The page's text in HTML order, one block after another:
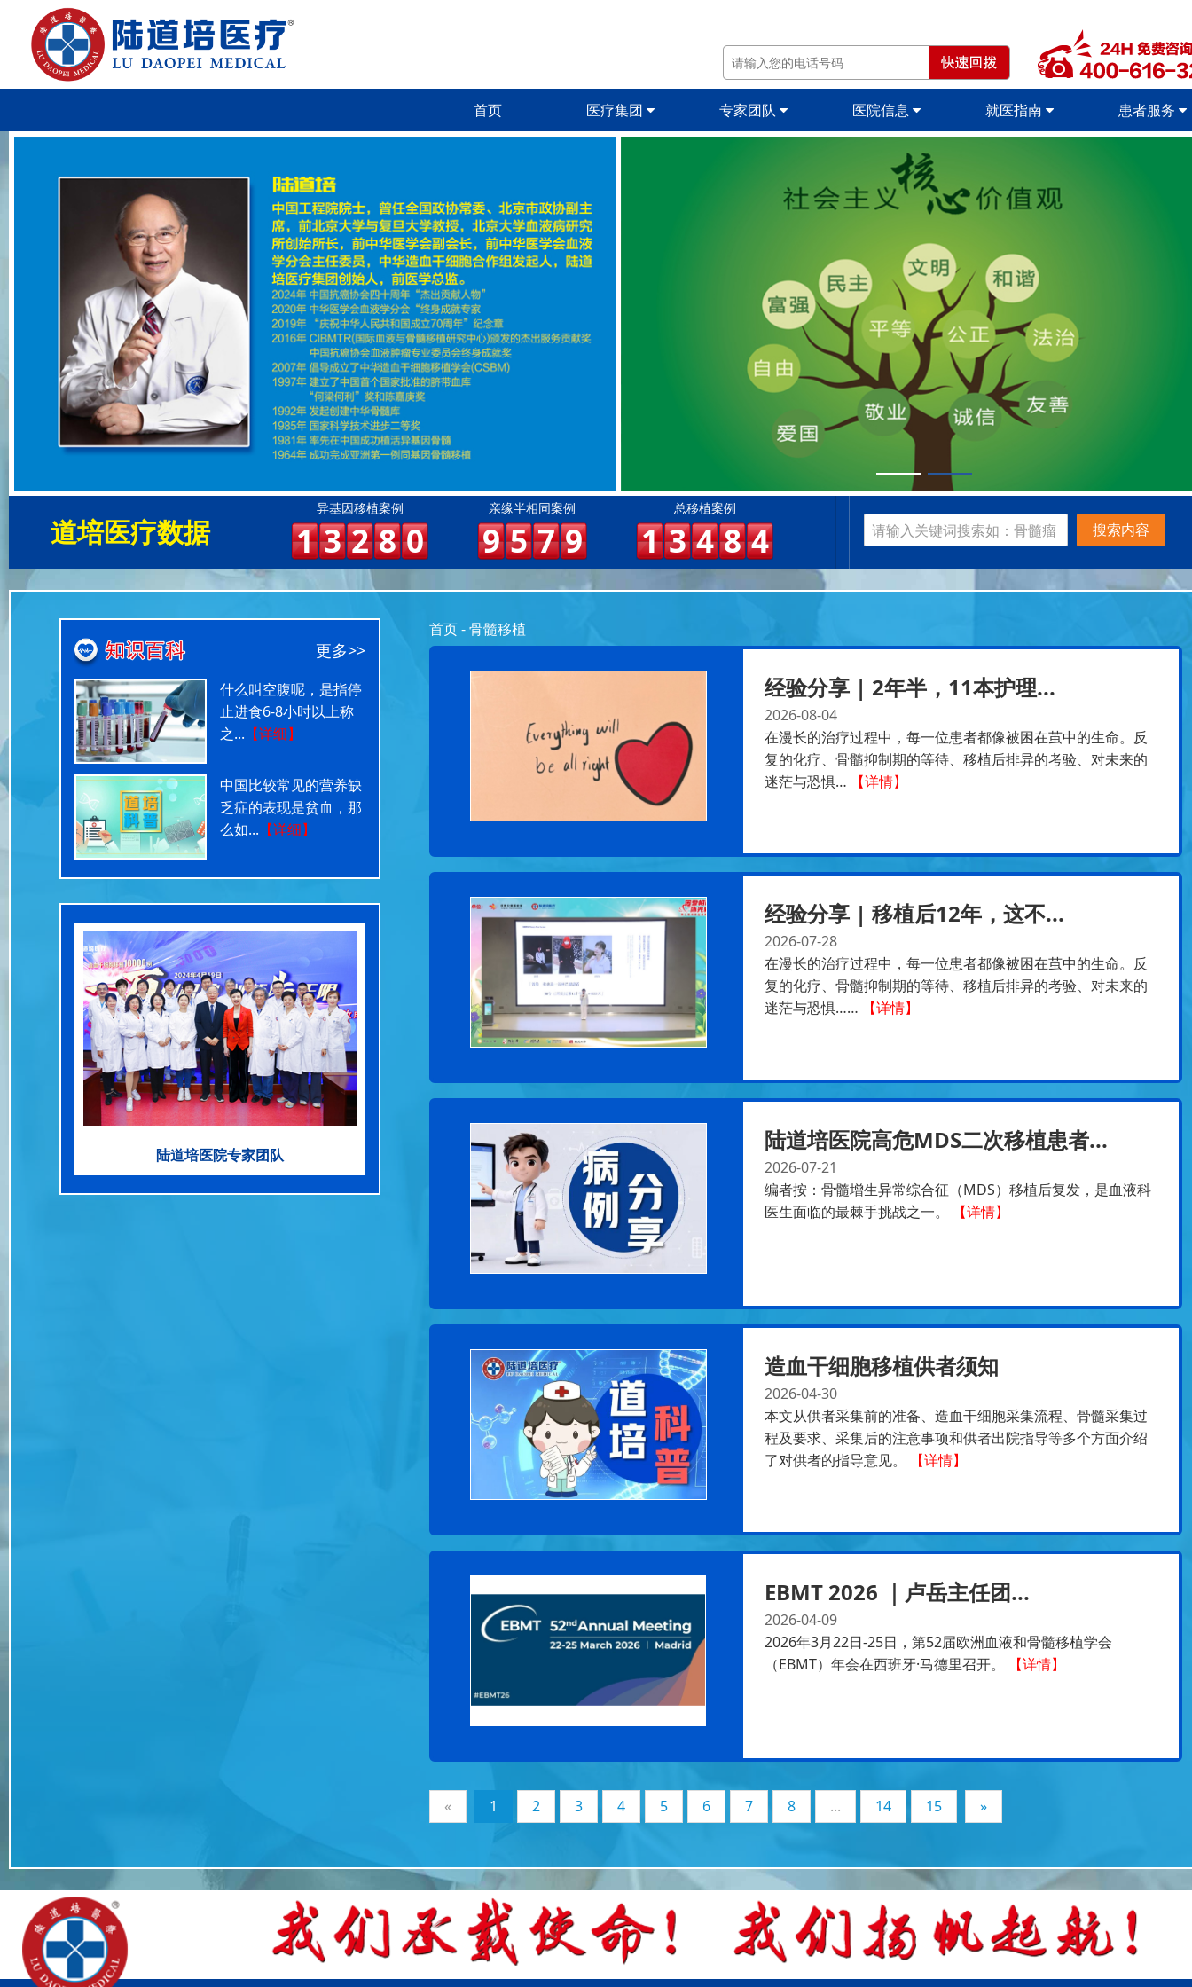
首页 医疗集团 专家团队 医院信息 就医指南 患者服务
道培医疗数据
异基因移植案例
1 3 2 8 0
亲缘半相同案例
9 5 7 9
总移植案例
1 3 4 8 4 搜索内容
更多>>
什么叫空腹呢，是指停
止进食6-8小时以上称
之... 【详细】
中国比较常见的营养缺
乏症的表现是贫血，那
么如... 【详细】
陆道培医院专家团队
首页-骨髓移植
经验分享 | 2年半，11本护理...
2026-08-04
在漫长的治疗过程中，每一位患者都像被困在茧中的生命。反
复的化疗、骨髓抑制期的等待、移植后排异的考验、对未来的
迷茫与恐惧…
【详情】
经验分享 | 移植后12年，这不...
2026-07-28
在漫长的治疗过程中，每一位患者都像被困在茧中的生命。反
复的化疗、骨髓抑制期的等待、移植后排异的考验、对未来的
迷茫与恐惧……
【详情】
陆道培医院高危MDS二次移植患者...
2026-07-21
编者按：骨髓增生异常综合征（MDS）移植后复发，是血液科
医生面临的最棘手挑战之一。
【详情】
造血干细胞移植供者须知
2026-04-30
本文从供者采集前的准备、造血干细胞采集流程、骨髓采集过
程及要求、采集后的注意事项和供者出院指导等多个方面介绍
了对供者的指导意见。
【详情】
EBMT 2026 ｜卢岳主任团...
2026-04-09
2026年3月22日-25日，第52届欧洲血液和骨髓移植学会
（EBMT）年会在西班牙·马德里召开。
【详情】
« 1 2 3 4 5 6 7 8 ... 14 15 »